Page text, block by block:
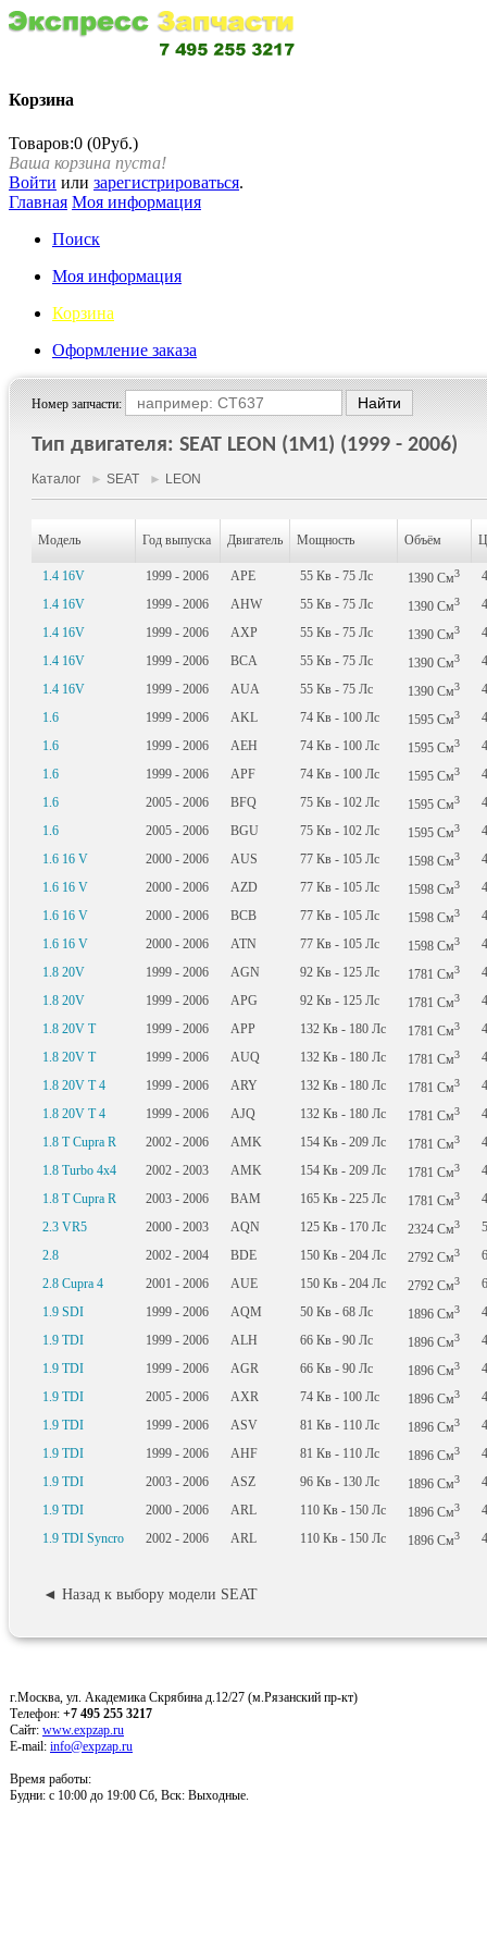
Корзина
Товаров:0 (0Руб.)
Ваша корзина пуста!
Войти или зарегистрироваться.
Главная Моя информация
Поиск
Моя информация
Корзина
Оформление заказа
Номер запчасти:
Тип двигателя: SEAT LEON (1M1) (1999 - 2006)
Каталог ► SEAT ► LEON
Модель Год выпуска Двигатель Мощность Объём
1.4 16V 1999 - 2006 APE 55 Кв - 75 Лс 1390 См3
4
1.4 16V
1999 - 2006 AHW 55 Кв - 75 Лс 1390 См3
4
1.4 16V
1999 - 2006 AXP 55 Кв - 75 Лс 1390 См3
4
1.4 16V
1999 - 2006 BCA 55 Кв - 75 Лс 1390 См3
4
1.4 16V
1999 - 2006 AUA 55 Кв - 75 Лс 1390 См3
4
1.6
1999 - 2006 AKL 74 Кв - 100 Лс 1595 См3
4
1.6
1999 - 2006 AEH 74 Кв - 100 Лс 1595 См3
4
1.6
1999 - 2006 APF 74 Кв - 100 Лс 1595 См3
4
1.6
2005 - 2006 BFQ 75 Кв - 102 Лс 1595 См3
4
1.6
2005 - 2006 BGU 75 Кв - 102 Лс 1595 См3
4
1.6 16 V
2000 - 2006 AUS 77 Кв - 105 Лс 1598 См3
4
1.6 16 V
2000 - 2006 AZD 77 Кв - 105 Лс 1598 См3
4
1.6 16 V
2000 - 2006 BCB 77 Кв - 105 Лс 1598 См3
4
1.6 16 V
2000 - 2006 ATN 77 Кв - 105 Лс 1598 См3
4
1.8 20V
1999 - 2006 AGN 92 Кв - 125 Лс 1781 См3
4
1.8 20V
1999 - 2006 APG 92 Кв - 125 Лс 1781 См3
4
1.8 20V T
1999 - 2006 APP 132 Кв - 180 Лс 1781 См3
4
1.8 20V T
1999 - 2006 AUQ 132 Кв - 180 Лс 1781 См3
4
1.8 20V T 4
1999 - 2006 ARY 132 Кв - 180 Лс 1781 См3
4
1.8 20V T 4
1999 - 2006 AJQ 132 Кв - 180 Лс 1781 См3
4
1.8 T Cupra R
2002 - 2006 AMK 154 Кв - 209 Лс 1781 См3
4
1.8 Turbo 4x4
2002 - 2003 AMK 154 Кв - 209 Лс 1781 См3
4
1.8 T Cupra R
2003 - 2006 BAM 165 Кв - 225 Лс 1781 См3
4
2.3 VR5
2000 - 2003 AQN 125 Кв - 170 Лс 2324 См3
5
2.8
2002 - 2004 BDE 150 Кв - 204 Лс 2792 См3
6
2.8 Cupra 4
2001 - 2006 AUE 150 Кв - 204 Лс 2792 См3
6
1.9 SDI
1999 - 2006 AQM 50 Кв - 68 Лс 1896 См3
4
1.9 TDI
1999 - 2006 ALH 66 Кв - 90 Лс 1896 См3
4
1.9 TDI
1999 - 2006 AGR 66 Кв - 90 Лс 1896 См3
4
1.9 TDI
2005 - 2006 AXR 74 Кв - 100 Лс 1896 См3
4
1.9 TDI
1999 - 2006 ASV 81 Кв - 110 Лс 1896 См3
4
1.9 TDI
1999 - 2006 AHF 81 Кв - 110 Лс 1896 См3
4
1.9 TDI
2003 - 2006 ASZ 96 Кв - 130 Лс 1896 См3
4
1.9 TDI
2000 - 2006 ARL 110 Кв - 150 Лс 1896 См3
4
1.9 TDI Syncro
2002 - 2006 ARL 110 Кв - 150 Лс 1896 См3 4
◄ Назад к выбору модели SEAT
г.Москва, ул. Академика Скрябина д.12/27 (м.Рязанский пр-кт)
Телефон: +7 495 255 3217
Сайт: www.expzap.ru
E-mail: info@expzap.ru
Время работы:
Будни: c 10:00 до 19:00 Сб, Вск: Выходные.